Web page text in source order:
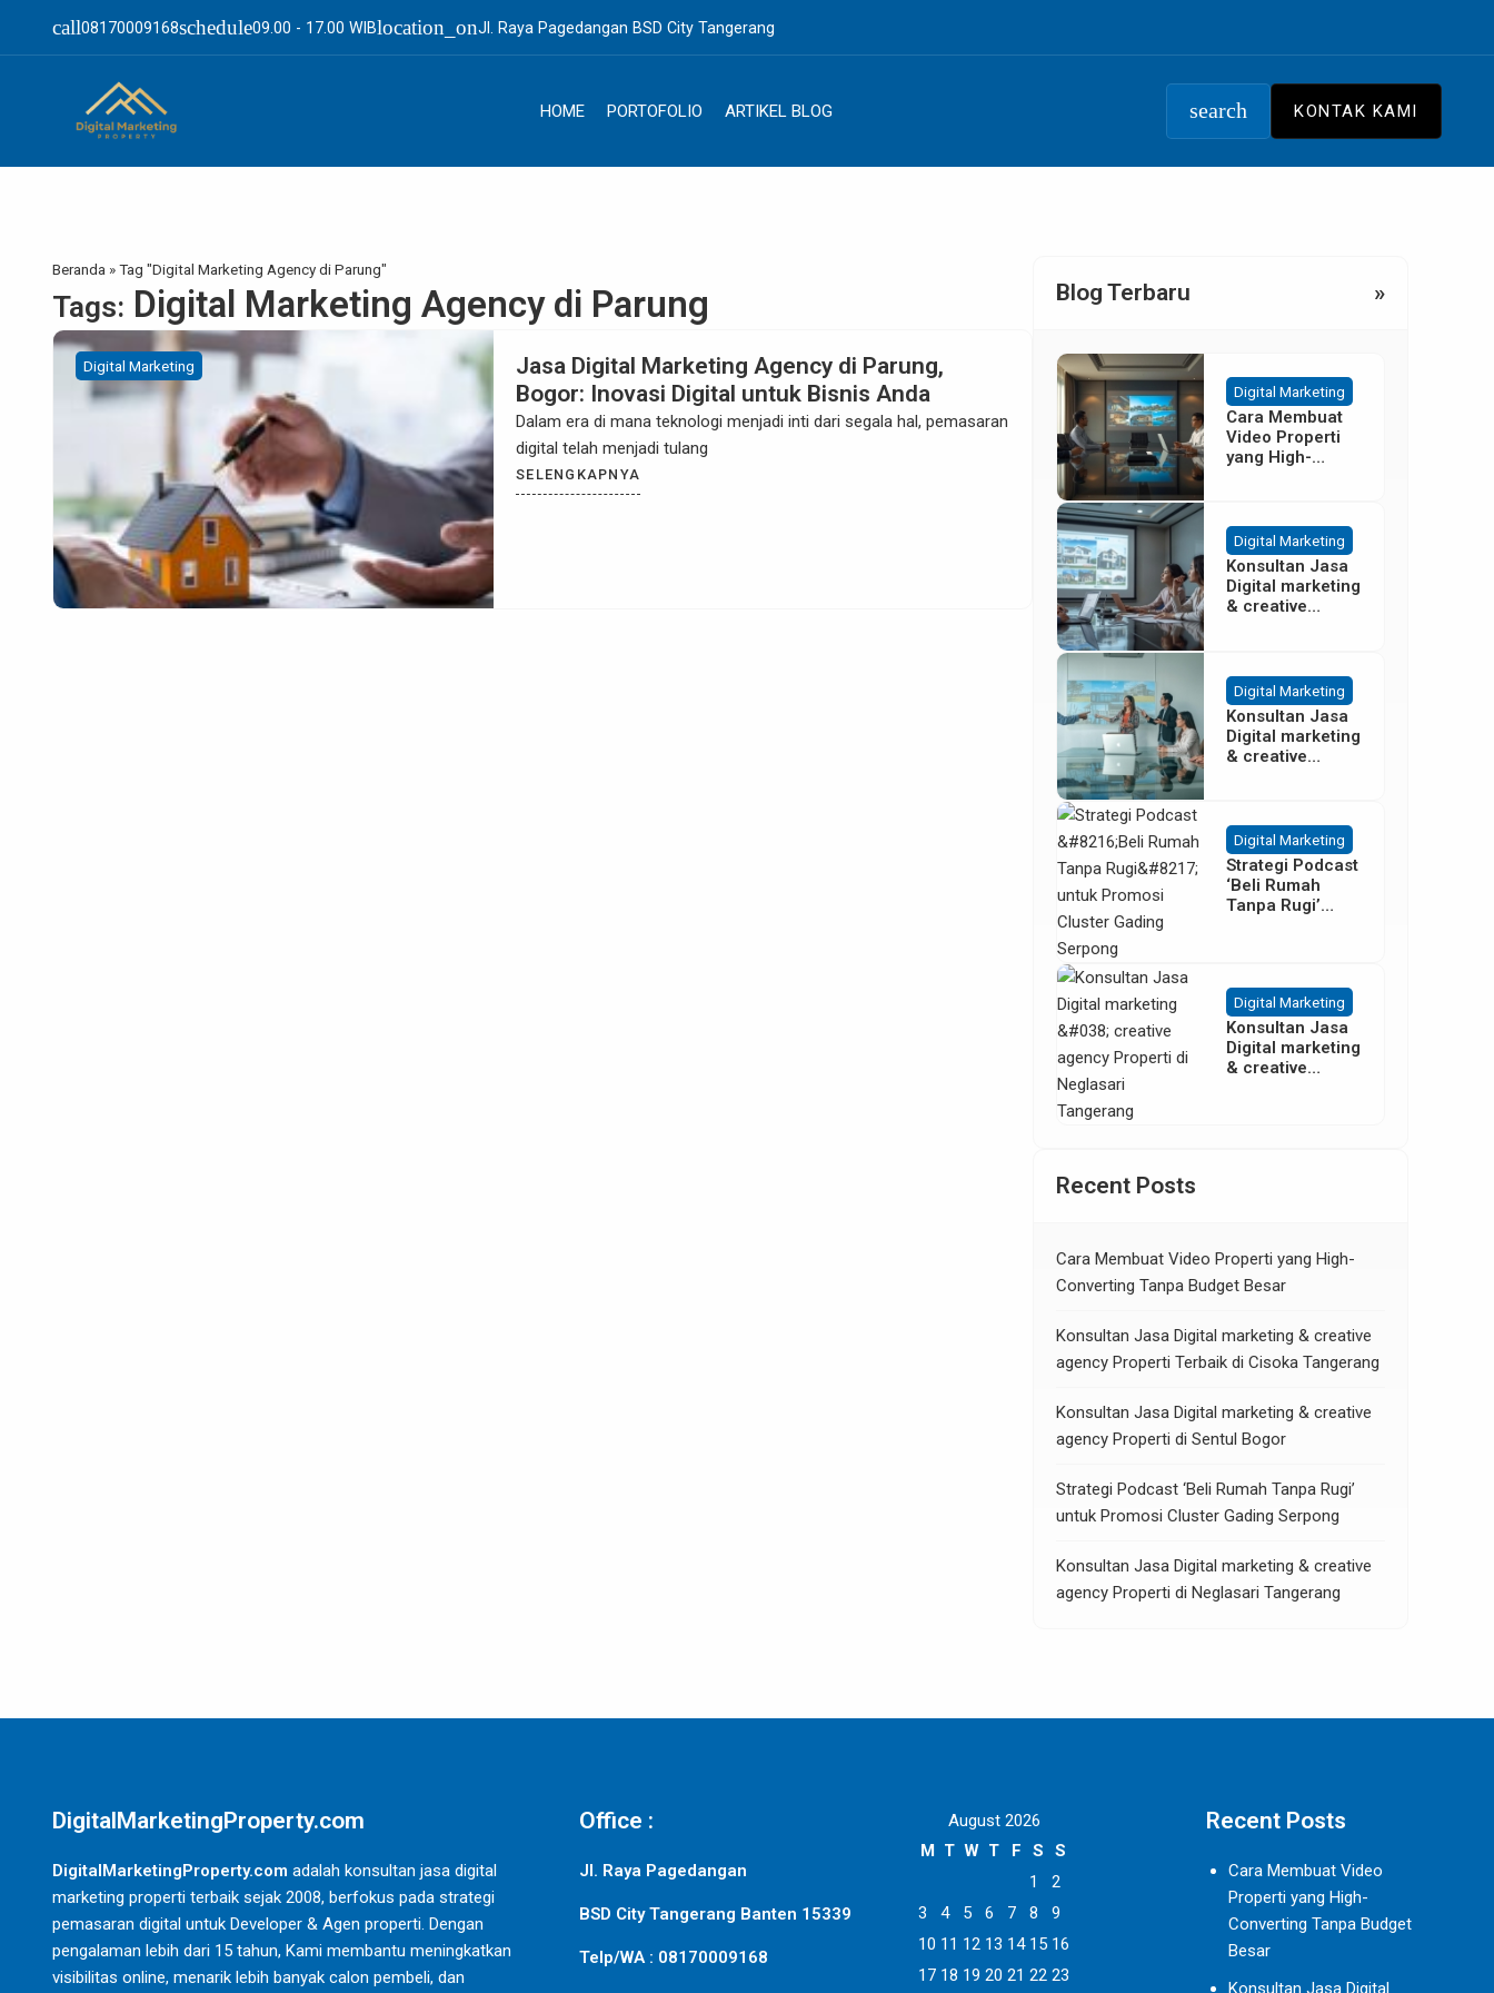
call08170009168schedule09.00 - 17.00 WIBlocation_onJl. Raya Pagedangan BSD City Tangerang
HOME PORTOFOLIO ARTIKEL BLOG search KONTAK KAMI
Beranda »Tag "Digital Marketing Agency di Parung"
Tags: Digital Marketing Agency di Parung
Digital Marketing
Jasa Digital Marketing Agency di Parung,
Bogor: Inovasi Digital untuk Bisnis Anda
Dalam era di mana teknologi menjadi inti dari segala hal, pemasaran
digital telah menjadi tulang
SELENGKAPNYA
Blog Terbaru »
Digital Marketing
Cara Membuat
Video Properti
yang High-
Digital Marketing
Konsultan Jasa
Digital marketing
& creative
Tangerang
Digital Marketing
Konsultan Jasa
Digital marketing
& creative
Digital Marketing
Strategi Podcast
‘Beli Rumah
Tanpa Rugi’
Digital Marketing
Konsultan Jasa
Digital marketing
& creative
Recent Posts
Cara Membuat Video Properti yang High-
Converting Tanpa Budget Besar
Konsultan Jasa Digital marketing & creative
agency Properti Terbaik di Cisoka Tangerang
Konsultan Jasa Digital marketing & creative
agency Properti di Sentul Bogor
Strategi Podcast ‘Beli Rumah Tanpa Rugi’
untuk Promosi Cluster Gading Serpong
Konsultan Jasa Digital marketing & creative
agency Properti di Neglasari Tangerang
DigitalMarketingProperty.com
DigitalMarketingProperty.com adalah konsultan jasa digital
marketing properti terbaik sejak 2008, berfokus pada strategi
pemasaran digital untuk Developer & Agen properti. Dengan
pengalaman lebih dari 15 tahun, Kami membantu meningkatkan
visibilitas online, menarik lebih banyak calon pembeli, dan
Office :
Jl. Raya Pagedangan
BSD City Tangerang Banten 15339
Telp/WA : 08170009168
August 2026
M T W T F S
S
1
2
3
4 5 6 7 8
9
10 11 12 13 14 15 16
17 18 19 20 21 22 23
Recent Posts
Cara Membuat Video
Properti yang High-
Converting Tanpa Budget
Besar
Konsultan Jasa Digital